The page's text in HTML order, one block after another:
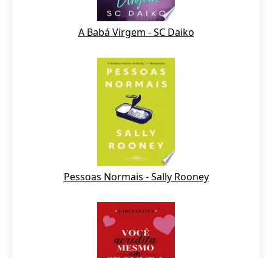
A Babá Virgem - SC Daiko
Pessoas Normais - Sally Rooney